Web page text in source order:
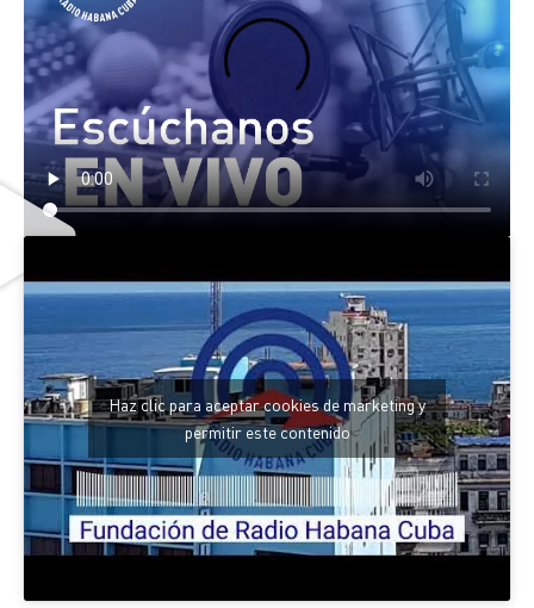
Haz clic para aceptar cookies de marketing y
permitir este contenido